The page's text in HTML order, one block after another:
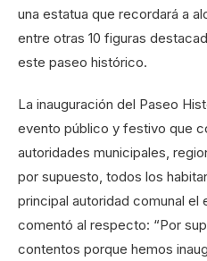
una estatua que recordará a
entre otras 10 figuras
este paseo histórico.
La inauguración del Paseo
evento público y festivo que
autoridades municipales,
por supuesto, todos los
principal autoridad comunal el
comentó al respecto: “Por
contentos porque hemos